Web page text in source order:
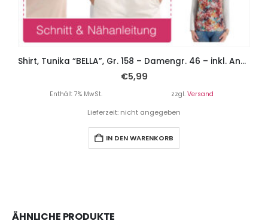
Shirt, Tunika “BELLA”, Gr. 158 – Damengr. 46 – inkl. Ankervorlage
€5,99
Enthält 7% MwSt. zzgl. Versand
Lieferzeit: nicht angegeben
IN DEN WARENKORB
ÄHNLICHE PRODUKTE